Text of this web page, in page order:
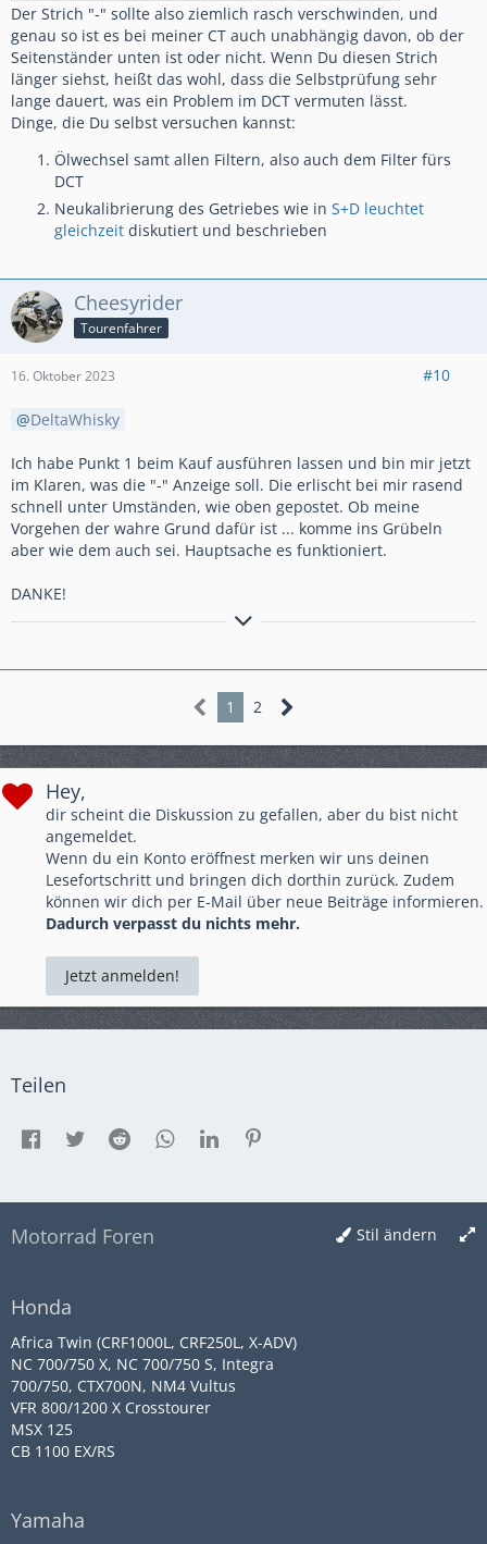
Der Strich "-" sollte also ziemlich rasch verschwinden, und
genau so ist es bei meiner CT auch unabhängig davon, ob der
Seitenständer unten ist oder nicht. Wenn Du diesen Strich
länger siehst, heißt das wohl, dass die Selbstprüfung sehr
lange dauert, was ein Problem im DCT vermuten lässt.
Dinge, die Du selbst versuchen kannst:
Ölwechsel samt allen Filtern, also auch dem Filter fürs
DCT
Neukalibrierung des Getriebes wie in S+D leuchtet
gleichzeit diskutiert und beschrieben
Cheesyrider
Tourenfahrer
16. Oktober 2023 #10
DeltaWhisky
Ich habe Punkt 1 beim Kauf ausführen lassen und bin mir jetzt
im Klaren, was die "-" Anzeige soll. Die erlischt bei mir rasend
schnell unter Umständen, wie oben gepostet. Ob meine
Vorgehen der wahre Grund dafür ist ... komme ins Grübeln
aber wie dem auch sei. Hauptsache es funktioniert.
DANKE!
Wer ZEN beherrscht kennt keine Spritpreise
1 2
Hey,
dir scheint die Diskussion zu gefallen, aber du bist nicht
angemeldet.
Wenn du ein Konto eröffnest merken wir uns deinen
Lesefortschritt und bringen dich dorthin zurück. Zudem
können wir dich per E-Mail über neue Beiträge informieren.
Dadurch verpasst du nichts mehr.
Jetzt anmelden!
Teilen
Stil ändern
Motorrad Foren
Honda
Africa Twin (CRF1000L, CRF250L, X-ADV)
NC 700/750 X, NC 700/750 S, Integra
700/750, CTX700N, NM4 Vultus
VFR 800/1200 X Crosstourer
MSX 125
CB 1100 EX/RS
Yamaha